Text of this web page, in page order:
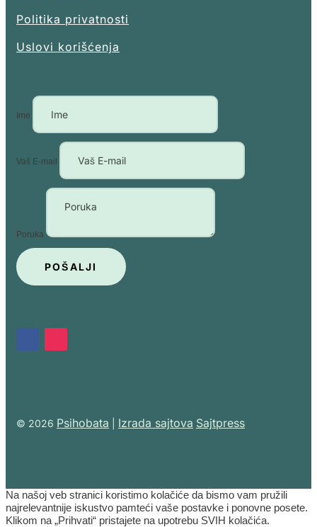
Politika privatnosti
Uslovi korišćenja
Ime
Vaš E-mail
Poruka
POŠALJI
© 2026 Psihobata Izrada sajtova Sajtpress
Na našoj veb stranici koristimo kolačiće da bismo vam pružili
najrelevantnije iskustvo pamteći vaše postavke i ponovne posete.
Klikom na „Prihvati“ pristajete na upotrebu SVIH kolačića.